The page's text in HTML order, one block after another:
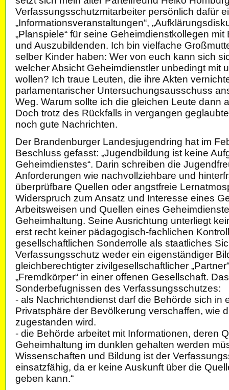
Verfassungsschutzmitarbeiter persönlich dafür
„Informationsveranstaltungen“,
„Planspiele“ für seine Geheimdienstkollegen
und Auszubildenden. Ich bin vielfache
selber Kinder haben: Wer von euch kann sich
welcher Absicht Geheimdienstler unbedingt mit
wollen? Ich traue Leuten, die ihre Akten
parlamentarischer Untersuchungsausschuss
Weg. Warum sollte ich die gleichen Leute dann
Doch trotz des Rückfalls in vergangen
noch gute Nachrichten.
Der Brandenburger Landesjugendring hat im
Beschluss gefasst: „Jugendbildung ist keine
Geheimdienstes“. Darin schreiben die
Anforderungen wie nachvollziehbare und
überprüfbare Quellen oder angstfreie
Widerspruch zum Ansatz und Interesse eines
Arbeitsweisen und Quellen eines
Geheimhaltung. Seine Ausrichtung unterliegt
erst recht keiner pädagogisch-fachlichen
gesellschaftlichen Sonderrolle als staatliches
Verfassungsschutz weder ein eigenständiger
gleichberechtigter zivilgesellschaftlicher
„Fremdkörper“ in einer offenen Gesellschaft.
Sonderbefugnissen des Verfassungsschutzes:
- als Nachrichtendienst darf die Behörde sich in
Privatsphäre der Bevölkerung verschaffen, wie
zugestanden wird.
- die Behörde arbeitet mit Informationen, deren
Geheimhaltung im dunklen gehalten werden
Wissenschaften und Bildung ist der
einsatzfähig, da er keine Auskunft über die
geben kann.“